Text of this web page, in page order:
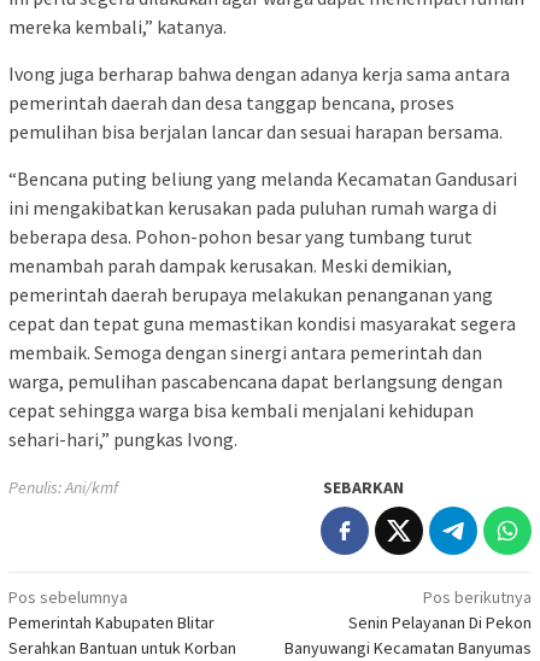
mereka kembali,” katanya.
Ivong juga berharap bahwa dengan adanya kerja sama antara
pemerintah daerah dan desa tanggap bencana, proses
pemulihan bisa berjalan lancar dan sesuai harapan bersama.
“Bencana puting beliung yang melanda Kecamatan Gandusari
ini mengakibatkan kerusakan pada puluhan rumah warga di
beberapa desa. Pohon-pohon besar yang tumbang turut
menambah parah dampak kerusakan. Meski demikian,
pemerintah daerah berupaya melakukan penanganan yang
cepat dan tepat guna memastikan kondisi masyarakat segera
membaik. Semoga dengan sinergi antara pemerintah dan
warga, pemulihan pascabencana dapat berlangsung dengan
cepat sehingga warga bisa kembali menjalani kehidupan
sehari-hari,” pungkas Ivong.
Penulis: Ani/kmf SEBARKAN
Navigasi
pos
Pos sebelumnya
Pemerintah Kabupaten Blitar
Serahkan Bantuan untuk Korban
Pos berikutnya
Senin Pelayanan Di Pekon
Banyuwangi Kecamatan Banyumas